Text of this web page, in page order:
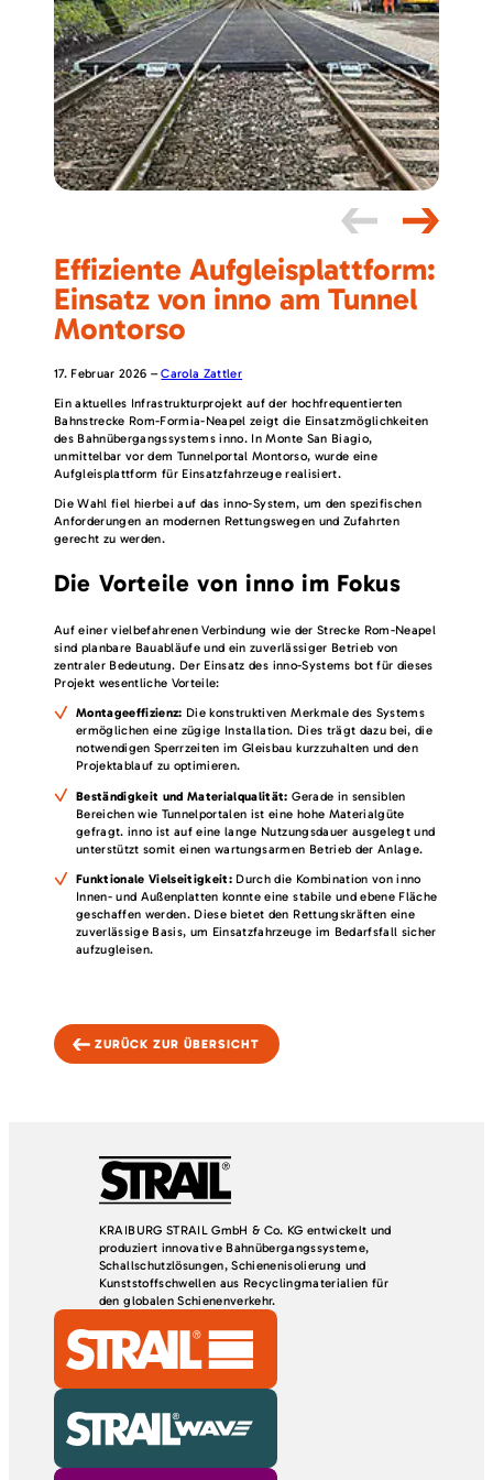
Effiziente Aufgleisplattform:
Einsatz von inno am Tunnel
Montorso
17. Februar 2026 –Carola Zattler
Ein aktuelles Infrastrukturprojekt auf der hochfrequentierten
Bahnstrecke Rom-Formia-Neapel zeigt die Einsatzmöglichkeiten
des Bahnübergangssystems inno. In Monte San Biagio,
unmittelbar vor dem Tunnelportal Montorso, wurde eine
Aufgleisplattform für Einsatzfahrzeuge realisiert.
Die Wahl fiel hierbei auf das inno-System, um den spezifischen
Anforderungen an modernen Rettungswegen und Zufahrten
gerecht zu werden.
Die Vorteile von inno im Fokus
Auf einer vielbefahrenen Verbindung wie der Strecke Rom-Neapel
sind planbare Bauabläufe und ein zuverlässiger Betrieb von
zentraler Bedeutung. Der Einsatz des inno-Systems bot für dieses
Projekt wesentliche Vorteile:
Montageeffizienz: Die konstruktiven Merkmale des Systems
ermöglichen eine zügige Installation. Dies trägt dazu bei, die
notwendigen Sperrzeiten im Gleisbau kurzzuhalten und den
Projektablauf zu optimieren.
Beständigkeit und Materialqualität: Gerade in sensiblen
Bereichen wie Tunnelportalen ist eine hohe Materialgüte
gefragt. inno ist auf eine lange Nutzungsdauer ausgelegt und
unterstützt somit einen wartungsarmen Betrieb der Anlage.
Funktionale Vielseitigkeit: Durch die Kombination von inno
Innen- und Außenplatten konnte eine stabile und ebene Fläche
geschaffen werden. Diese bietet den Rettungskräften eine
zuverlässige Basis, um Einsatzfahrzeuge im Bedarfsfall sicher
aufzugleisen.
ZURÜCK ZUR ÜBERSICHT
KRAIBURG STRAIL GmbH & Co. KG entwickelt und
produziert innovative Bahnübergangssysteme,
Schallschutzlösungen, Schienenisolierung und
Kunststoffschwellen aus Recyclingmaterialien für
den globalen Schienenverkehr.